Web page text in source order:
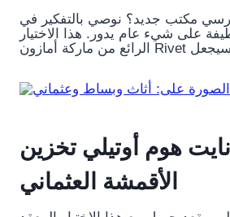
مكتب جديد؟ نوصي بالتفكير في
على شيء عام يدور. هذا الاختيار
هوم أوتيلي تخزين
الأقمشة العثماني